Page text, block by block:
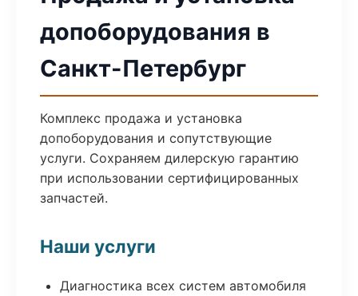
допоборудования в
Санкт-Петербург
Комплекс продажа и установка
допоборудования и сопутствующие
услуги. Сохраняем дилерскую гарантию
при использовании сертифицированных
запчастей.
Наши услуги
Диагностика всех систем автомобиля